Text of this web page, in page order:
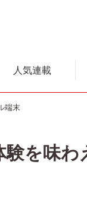
人気連載
端末
を味